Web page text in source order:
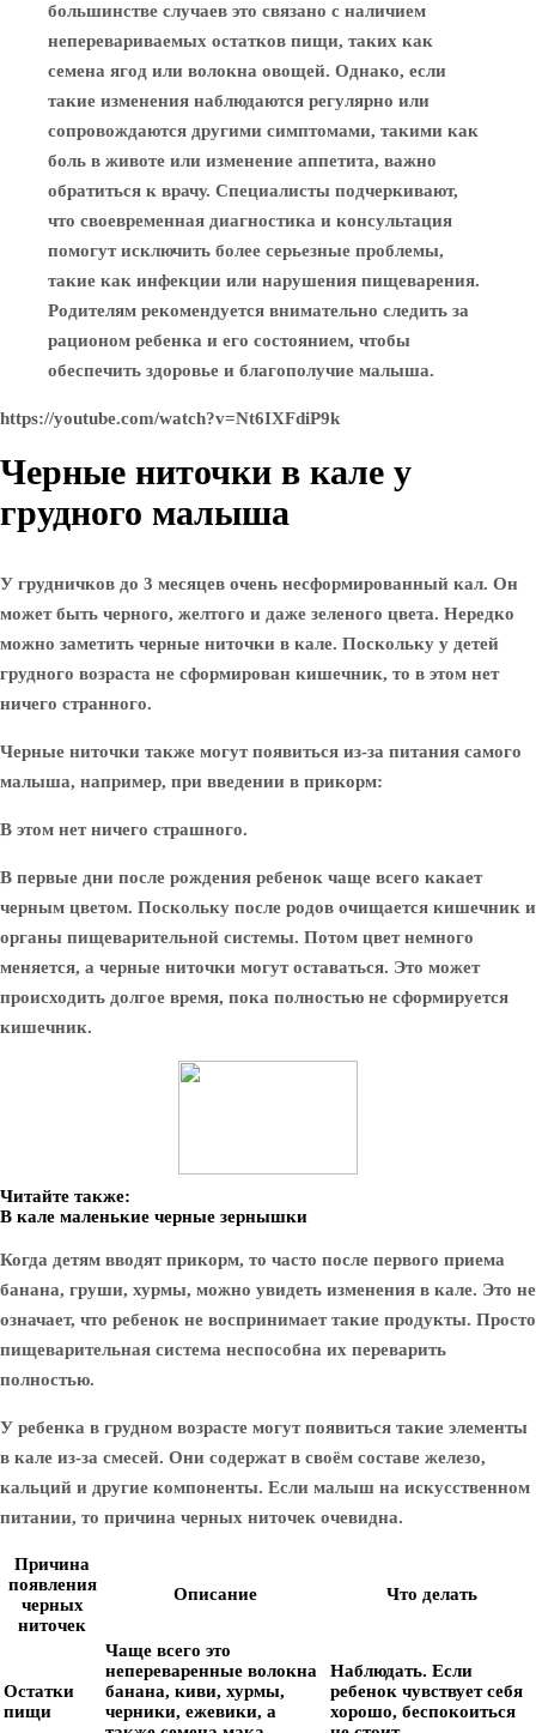
большинстве случаев это связано с наличием
неперевариваемых остатков пищи, таких как
семена ягод или волокна овощей. Однако, если
такие изменения наблюдаются регулярно или
сопровождаются другими симптомами, такими как
боль в животе или изменение аппетита, важно
обратиться к врачу. Специалисты подчеркивают,
что своевременная диагностика и консультация
помогут исключить более серьезные проблемы,
такие как инфекции или нарушения пищеварения.
Родителям рекомендуется внимательно следить за
рационом ребенка и его состоянием, чтобы
обеспечить здоровье и благополучие малыша.
https://youtube.com/watch?v=Nt6IXFdiP9k
Черные ниточки в кале у
грудного малыша
У грудничков до 3 месяцев очень несформированный кал. Он
может быть черного, желтого и даже зеленого цвета. Нередко
можно заметить черные ниточки в кале. Поскольку у детей
грудного возраста не сформирован кишечник, то в этом нет
ничего странного.
Черные ниточки также могут появиться из-за питания самого
малыша, например, при введении в прикорм:
В этом нет ничего страшного.
В первые дни после рождения ребенок чаще всего какает
черным цветом. Поскольку после родов очищается кишечник и
органы пищеварительной системы. Потом цвет немного
меняется, а черные ниточки могут оставаться. Это может
происходить долгое время, пока полностью не сформируется
кишечник.
Читайте также:
В кале маленькие черные зернышки
Когда детям вводят прикорм, то часто после первого приема
банана, груши, хурмы, можно увидеть изменения в кале. Это не
означает, что ребенок не воспринимает такие продукты. Просто
пищеварительная система неспособна их переварить
полностью.
У ребенка в грудном возрасте могут появиться такие элементы
в кале из-за смесей. Они содержат в своём составе железо,
кальций и другие компоненты. Если малыш на искусственном
питании, то причина черных ниточек очевидна.
Причина
появления
черных
ниточек
Описание Что делать
Остатки
пищи
Чаще всего это
непереваренные волокна
банана, киви, хурмы,
черники, ежевики, а
Наблюдать. Если
ребенок чувствует себя
хорошо, беспокоиться